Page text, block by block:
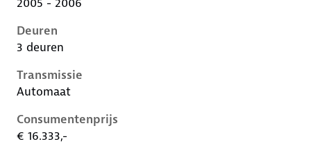
Deuren
3 deuren
Transmissie
Automaat
Consumentenprijs
€ 16.333,-